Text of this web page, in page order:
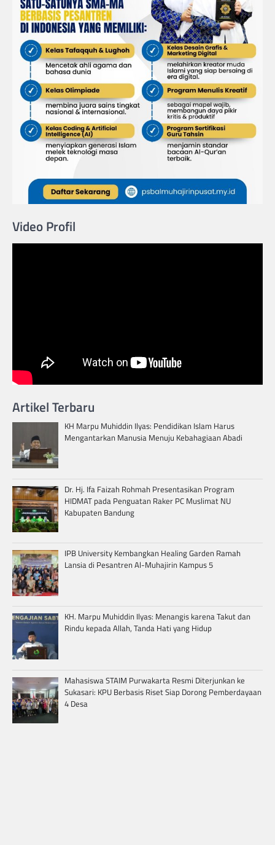
Video Profil
Artikel Terbaru
KH Marpu Muhiddin Ilyas: Pendidikan Islam Harus
Mengantarkan Manusia Menuju Kebahagiaan Abadi
Dr. Hj. Ifa Faizah Rohmah Presentasikan Program
HIDMAT pada Penguatan Raker PC Muslimat NU
Kabupaten Bandung
IPB University Kembangkan Healing Garden Ramah
Lansia di Pesantren Al-Muhajirin Kampus 5
KH. Marpu Muhiddin Ilyas: Menangis karena Takut dan
Rindu kepada Allah, Tanda Hati yang Hidup
Mahasiswa STAIM Purwakarta Resmi Diterjunkan ke
Sukasari: KPU Berbasis Riset Siap Dorong Pemberdayaan
4 Desa